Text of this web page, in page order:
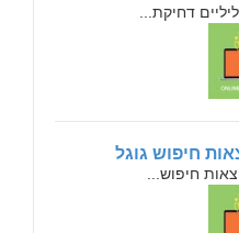
דחיקת...
חיפוש גוגל
חיפוש...